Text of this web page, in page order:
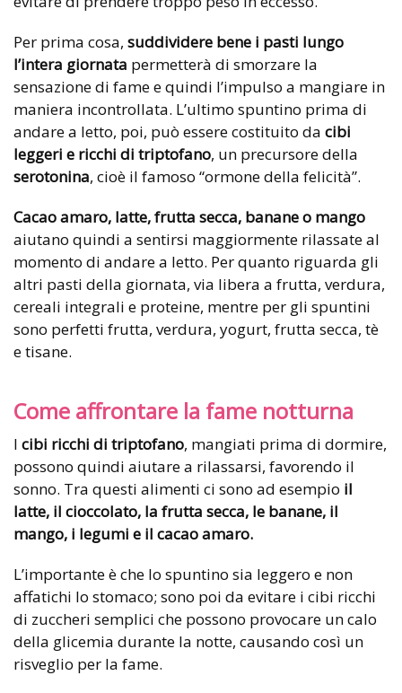
Per prima cosa, suddividere bene i pasti lungo
l’intera giornata permetterà di smorzare la
sensazione di fame e quindi l’impulso a mangiare in
maniera incontrollata. L’ultimo spuntino prima di
andare a letto, poi, può essere costituito da cibi
leggeri e ricchi di triptofano, un precursore della
serotonina, cioè il famoso “ormone della felicità”.
Cacao amaro, latte, frutta secca, banane o mango
aiutano quindi a sentirsi maggiormente rilassate al
momento di andare a letto. Per quanto riguarda gli
altri pasti della giornata, via libera a frutta, verdura,
cereali integrali e proteine, mentre per gli spuntini
sono perfetti frutta, verdura, yogurt, frutta secca, tè
e tisane.
Come affrontare la fame notturna
I cibi ricchi di triptofano, mangiati prima di dormire,
possono quindi aiutare a rilassarsi, favorendo il
sonno. Tra questi alimenti ci sono ad esempio il
latte, il cioccolato, la frutta secca, le banane, il
mango, i legumi e il cacao amaro.
L’importante è che lo spuntino sia leggero e non
affatichi lo stomaco; sono poi da evitare i cibi ricchi
di zuccheri semplici che possono provocare un calo
della glicemia durante la notte, causando così un
risveglio per la fame.